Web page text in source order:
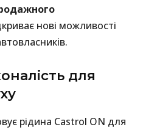
нові можливості
для
рідина Castrol ON для